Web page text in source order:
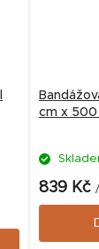
cm x 500
839 Kč